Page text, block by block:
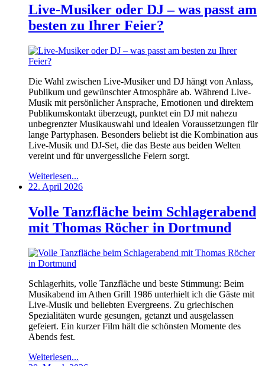
Live-Musiker oder DJ – was passt am
besten zu Ihrer Feier?
Die Wahl zwischen Live-Musiker und DJ hängt von Anlass,
Publikum und gewünschter Atmosphäre ab. Während Live-
Musik mit persönlicher Ansprache, Emotionen und direktem
Publikumskontakt überzeugt, punktet ein DJ mit nahezu
unbegrenzter Musikauswahl und idealen Voraussetzungen für
lange Partyphasen. Besonders beliebt ist die Kombination aus
Live-Musik und DJ-Set, die das Beste aus beiden Welten
vereint und für unvergessliche Feiern sorgt.
Weiterlesen...
22. April 2026
Volle Tanzfläche beim Schlagerabend
mit Thomas Röcher in Dortmund
Schlagerhits, volle Tanzfläche und beste Stimmung: Beim
Musikabend im Athen Grill 1986 unterhielt ich die Gäste mit
Live-Musik und beliebten Evergreens. Zu griechischen
Spezialitäten wurde gesungen, getanzt und ausgelassen
gefeiert. Ein kurzer Film hält die schönsten Momente des
Abends fest.
Weiterlesen...